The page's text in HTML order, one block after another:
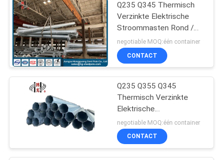
De Structuren van
het
hulpkantoorstaal
43
Q235 Q345 Thermisch
Verzinkte Elektrische
Stroommasten Rond /
Buisvormig
negotiable MOQ:één container
CONTACT
Q235 Q355 Q345
Thermisch Verzinkte
Elektrische
Stroommasten Rond /
Buisvormig
negotiable MOQ:één container
CONTACT